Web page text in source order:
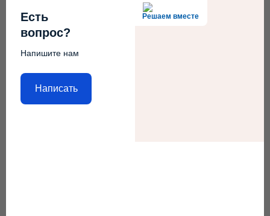
Решаем вместе
Есть
вопрос?
Напишите нам
Написать